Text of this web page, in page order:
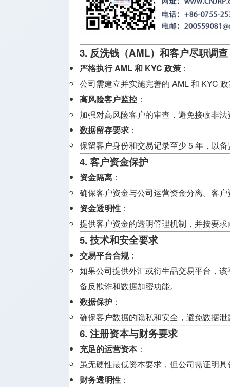
3. 反洗钱（AML）和客户尽职调
严格执行 AML 和 KYC 政策 ：
公司需建立并实施完善的 AML 和 KYC
高风险客户监控 ：
加强对高风险客户的审查，避免接收非
数据留存要求 ：
保留客户身份和交易记录至少 5 年，以
4. 客户资金保护
资金隔离 ：
确保客户资金与公司运营资金分离。客
资金透明性 ：
提供客户资金的透明管理机制，并按要
5. 技术和安全要求
交易平台合规：
如果公司提供外汇或衍生品交易平台，
备反欺诈和数据加密功能。
数据保护 ：
确保客户数据的隐私和安全，避免数据
6. 注册资本与财务要求
充足的运营资本：
虽无硬性最低资本要求，但公司需证明
财务透明性 ：